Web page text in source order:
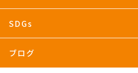
SDGs
ブログ